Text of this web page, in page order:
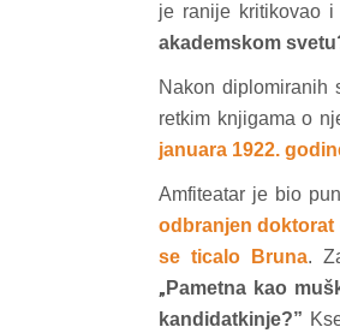
je ranije kritikovao
akademskom
Nakon
retkim knjigama o
januara 1922.
Amfiteatar je bio
odbranjen doktorat
se ticalo Bruna.
„ Pametna kao
kandidatkinje?”